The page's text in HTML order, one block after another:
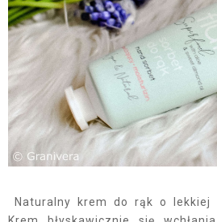
Naturalny krem do rąk o lekkiej